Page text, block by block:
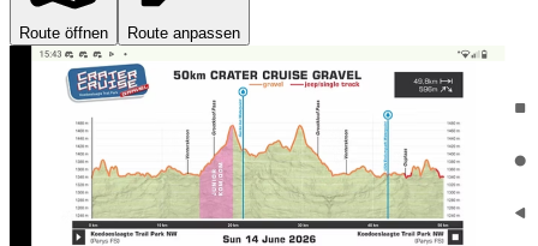
Route öffnen Route anpassen